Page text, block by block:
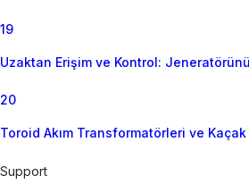
19
Uzaktan Erişim ve Kontrol:
20
Toroid Akım Transformatörleri ve Kaçak
Support